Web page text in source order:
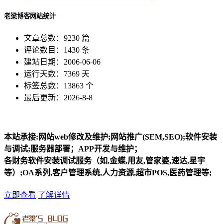
老梁博客网站统计
文章总数：9230 篇
评论数目：1430 条
建站日期：2006-06-06
运行天数：7369 天
标签总数：13863 个
最后更新：2026-8-8
本站承接:网站web修改及维护;网站推广(SEM,SEO);软件安装
与调试;服务器部署；APP开发与维护；
各财务软件安装调试服务（如,金蝶,用友,管家婆,速达,星宇
等）;OA系列,客户管理系统,人力资源,超市POS,医药管理等;
立即查看 了解详情